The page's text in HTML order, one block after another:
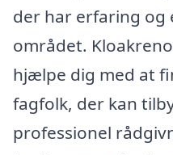
der har erfaring og
området.
hjælpe dig med at
fagfolk, der kan
professionel